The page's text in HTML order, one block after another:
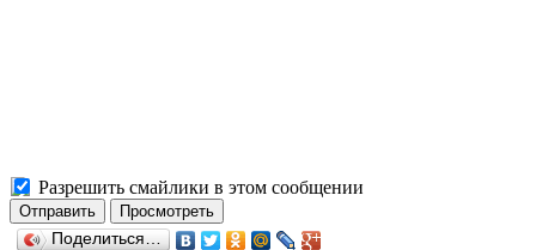
Разрешить смайлики в этом сообщении
Поделиться…